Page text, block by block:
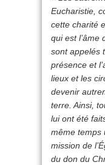
Eucharistie,
cette charité
qui est l’âme
sont appelés
présence et
lieux et les
devenir
terre. Ainsi,
lui ont été
même temps
mission de
du don du